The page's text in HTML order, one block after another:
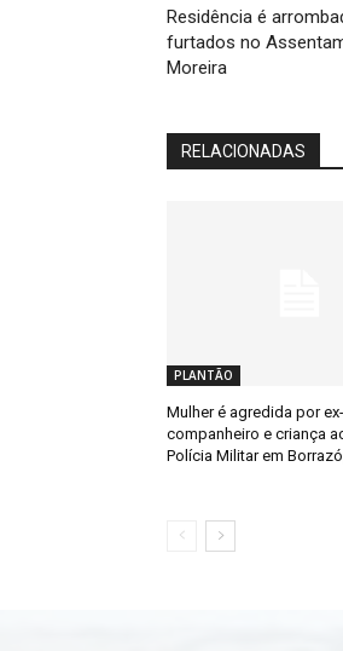
Residência é
furtados no
Moreira
RELACIONADAS
PLANTÃO
Mulher é agredida por ex-
companheiro e criança
Polícia Militar em